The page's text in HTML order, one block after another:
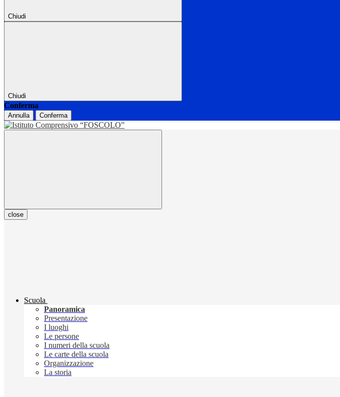
Chiudi
Chiudi
Conferma
Annulla Conferma
close
Scuola
Panoramica
Presentazione
I luoghi
Le persone
I numeri della scuola
Le carte della scuola
Organizzazione
La storia